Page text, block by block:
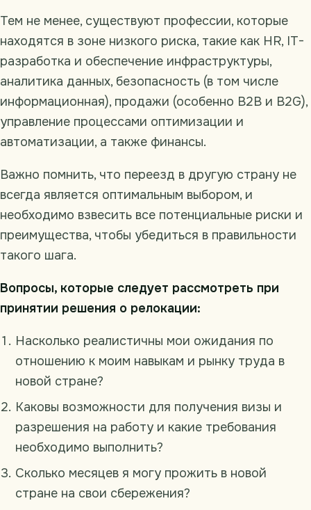
Тем не менее, существуют профессии, которые
находятся в зоне низкого риска, такие как HR, IT-
разработка и обеспечение инфраструктуры,
аналитика данных, безопасность (в том числе
информационная), продажи (особенно B2B и B2G),
управление процессами оптимизации и
автоматизации, а также финансы.
Важно помнить, что переезд в другую страну не
всегда является оптимальным выбором, и
необходимо взвесить все потенциальные риски и
преимущества, чтобы убедиться в правильности
такого шага.
Вопросы, которые следует рассмотреть при
принятии решения о релокации:
Насколько реалистичны мои ожидания по
отношению к моим навыкам и рынку труда в
новой стране?
Каковы возможности для получения визы и
разрешения на работу и какие требования
необходимо выполнить?
Сколько месяцев я могу прожить в новой
стране на свои сбережения?